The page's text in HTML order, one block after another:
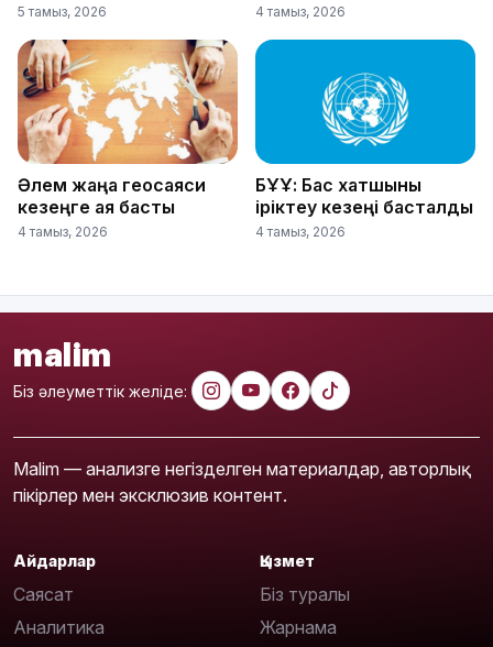
5 тамыз, 2026 4 тамыз, 2026
Әлем жаңа геосаяси
кезеңге аяқ басты
4 тамыз, 2026
БҰҰ: Бас хатшыны
іріктеу кезеңі басталды
4 тамыз, 2026
malim
Біз әлеуметтік желіде:
Malim — анализге негізделген материалдар, авторлық
пікірлер мен эксклюзив контент.
Айдарлар
Саясат
Аналитика
Қызмет
Біз туралы
Жарнама